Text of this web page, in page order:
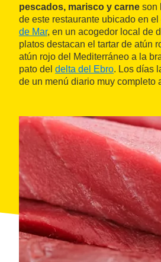
pescados, marisco y carne son
de este restaurante ubicado en el
de Mar, en un acogedor local de
platos destacan el tartar de atún
atún rojo del Mediterráneo a la
pato del delta del Ebro. Los días
de un menú diario muy completo